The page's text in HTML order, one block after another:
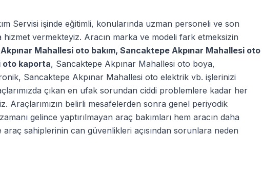
Servisi işinde eğitimli, konularında uzman personeli ve son
vermekteyiz. Aracın marka ve modeli fark etmeksizin
Mahallesi oto bakım, Sancaktepe Akpınar Mahallesi oto
oto kaporta, Sancaktepe Akpınar Mahallesi oto boya,
, Sancaktepe Akpınar Mahallesi oto elektrik vb. işlerinizi
çıkan en ufak sorundan ciddi problemlere kadar her
Araçlarımızın belirli mesafelerden sonra genel periyodik
gelince yaptırılmayan araç bakımları hem aracın daha
sahiplerinin can güvenlikleri açısından sorunlara neden